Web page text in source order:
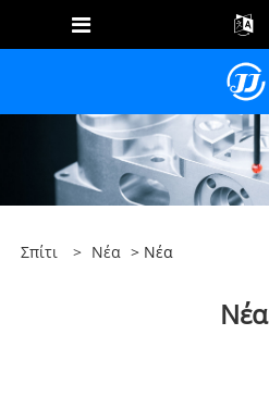
Σπίτι > Νέα > Νέα
Νέα